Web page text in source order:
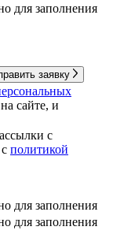
для заполнения
заявку
на сайте, и
с
политикой
для заполнения
для заполнения